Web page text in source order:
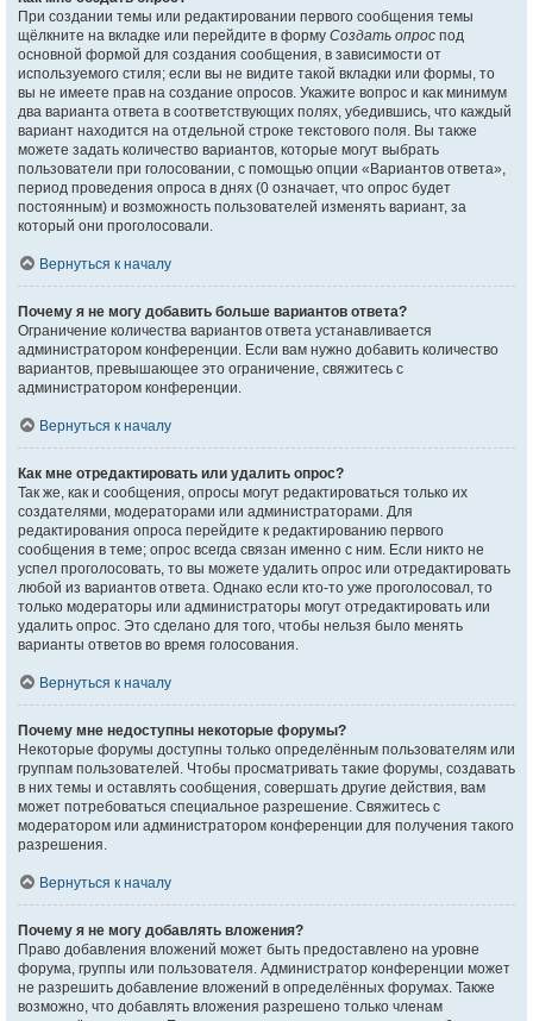
При создании темы или редактировании первого сообщения темы
щёлкните на вкладке или перейдите в форму Создать опрос под
основной формой для создания сообщения, в зависимости от
используемого стиля; если вы не видите такой вкладки или формы, то
вы не имеете прав на создание опросов. Укажите вопрос и как минимум
два варианта ответа в соответствующих полях, убедившись, что каждый
вариант находится на отдельной строке текстового поля. Вы также
можете задать количество вариантов, которые могут выбрать
пользователи при голосовании, с помощью опции «Вариантов ответа»,
период проведения опроса в днях (0 означает, что опрос будет
постоянным) и возможность пользователей изменять вариант, за
который они проголосовали.
Вернуться к началу
Почему я не могу добавить больше вариантов ответа?
Ограничение количества вариантов ответа устанавливается
администратором конференции. Если вам нужно добавить количество
вариантов, превышающее это ограничение, свяжитесь с
администратором конференции.
Вернуться к началу
Как мне отредактировать или удалить опрос?
Так же, как и сообщения, опросы могут редактироваться только их
создателями, модераторами или администраторами. Для
редактирования опроса перейдите к редактированию первого
сообщения в теме; опрос всегда связан именно с ним. Если никто не
успел проголосовать, то вы можете удалить опрос или отредактировать
любой из вариантов ответа. Однако если кто-то уже проголосовал, то
только модераторы или администраторы могут отредактировать или
удалить опрос. Это сделано для того, чтобы нельзя было менять
варианты ответов во время голосования.
Вернуться к началу
Почему мне недоступны некоторые форумы?
Некоторые форумы доступны только определённым пользователям или
группам пользователей. Чтобы просматривать такие форумы, создавать
в них темы и оставлять сообщения, совершать другие действия, вам
может потребоваться специальное разрешение. Свяжитесь с
модератором или администратором конференции для получения такого
разрешения.
Вернуться к началу
Почему я не могу добавлять вложения?
Право добавления вложений может быть предоставлено на уровне
форума, группы или пользователя. Администратор конференции может
не разрешить добавление вложений в определённых форумах. Также
возможно, что добавлять вложения разрешено только членам